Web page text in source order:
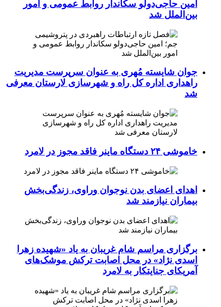
امین حاجی‌دولو سکاندار روابط عمومی و امور
بین‌الملل شد
جوان شایسته مُهری به عنوان سرپرست مدیریت
راهداری اداره کل راه و شهرسازی لارستان معرفی
شد
خاموشی ۲۴ دستگاه ماینر فاقد مجوز در لامرد
اهدای اعضای بدن نوجوان وراوی، زندگی‌بخش
بیماران نیازمند شد
برگزاری مراسم شام غریبان به یاد «شهیده زهرا
اسدی نژاد» در محل اصابت ترکش موشک‌های
آمریکای جنایتکار به لامرد